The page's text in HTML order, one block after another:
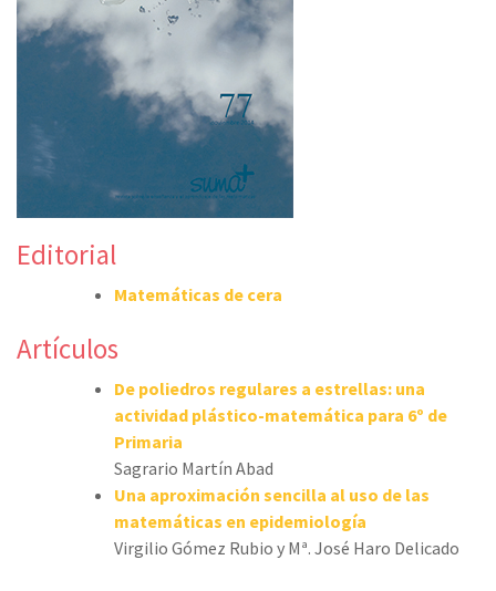
Editorial
Matemáticas de cera
Artículos
De poliedros regulares a estrellas: una
actividad plástico-matemática para 6º de
Primaria
Sagrario Martín Abad
Una aproximación sencilla al uso de las
matemáticas en epidemiología
Virgilio Gómez Rubio y Mª. José Haro Delicado